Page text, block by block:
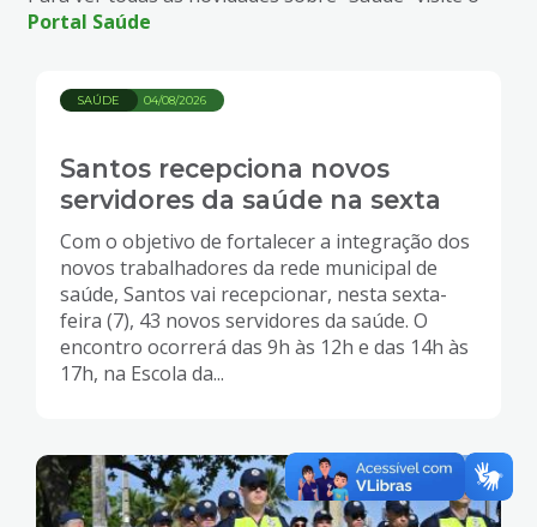
Portal Saúde
04/08/2026
SAÚDE
Santos recepciona novos
servidores da saúde na sexta
Com o objetivo de fortalecer a integração dos
novos trabalhadores da rede municipal de
saúde, Santos vai recepcionar, nesta sexta-
feira (7), 43 novos servidores da saúde. O
encontro ocorrerá das 9h às 12h e das 14h às
17h, na Escola da...